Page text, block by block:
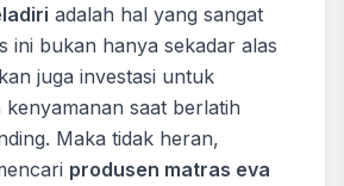
adalah hal yang sangat
ini bukan hanya sekadar alas
juga investasi untuk
kenyamanan saat berlatih
Maka tidak heran,
produsen matras eva